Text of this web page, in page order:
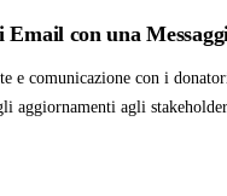
Email con una
e comunicazione con i
aggiornamenti agli